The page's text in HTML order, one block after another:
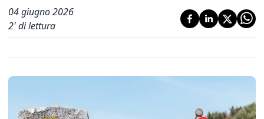
04 giugno 2026
2' di lettura